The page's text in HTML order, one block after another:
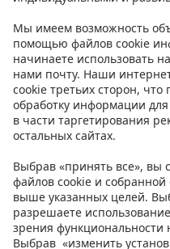
Инструкции
Условия
Prisma Konto
Язык:ETENRU